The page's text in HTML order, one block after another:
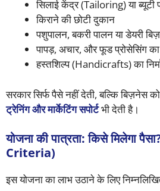
सिलाई केंद्र (Tailoring) या ब्यूटी
किराने की छोटी दुकान
पशुपालन, बकरी पालन या डेयरी
पापड़, अचार, और फूड प्रोसेसिंग
हस्तशिल्प (Handicrafts) का
सरकार सिर्फ पैसे नहीं देती, बल्कि बिज़नेस
ट्रेनिंग और मार्केटिंग सपोर्टभी देती है।
योजना की पात्रता: किसे मिलेगा
Criteria)
इस योजना का लाभ उठाने के लिए